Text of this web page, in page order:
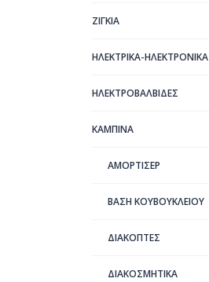
ΖΙΓΚΙΑ
ΗΛΕΚΤΡΙΚΑ-ΗΛΕΚΤΡΟΝΙΚΑ
ΗΛΕΚΤΡΟΒΑΛΒΙΔΕΣ
ΚΑΜΠΙΝΑ
ΑΜΟΡΤΙΣΕΡ
ΒΑΣΗ ΚΟΥΒΟΥΚΛΕΙΟΥ
ΔΙΑΚΟΠΤΕΣ
ΔΙΑΚΟΣΜΗΤΙΚΑ